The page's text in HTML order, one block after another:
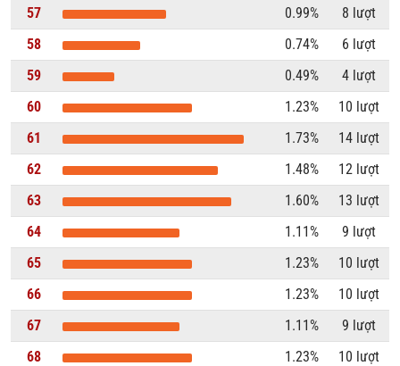
57
0.99%
8 lượt
58
0.74%
6 lượt
59
0.49%
4 lượt
60
1.23%
10 lượt
61
1.73%
14 lượt
62
1.48%
12 lượt
63
1.60%
13 lượt
64
1.11%
9 lượt
65
1.23%
10 lượt
66
1.23%
10 lượt
67
1.11%
9 lượt
68
1.23%
10 lượt